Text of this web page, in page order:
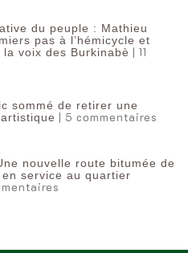
du peuple : Mathieu
pas à l’hémicycle et
voix des Burkinabè | 11
sommé de retirer une
| 5 commentaires
nouvelle route bitumée de
service au quartier